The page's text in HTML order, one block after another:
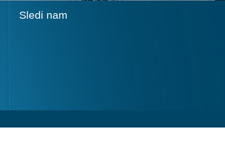
Sledi nam